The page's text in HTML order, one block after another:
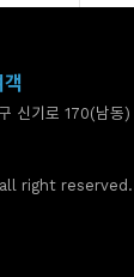
신기로 170(남
right reserved.